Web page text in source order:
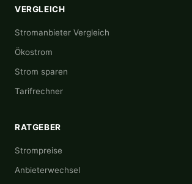
VERGLEICH
Stromanbieter Vergleich
Ökostrom
Strom sparen
Tarifrechner
RATGEBER
Strompreise
Anbieterwechsel